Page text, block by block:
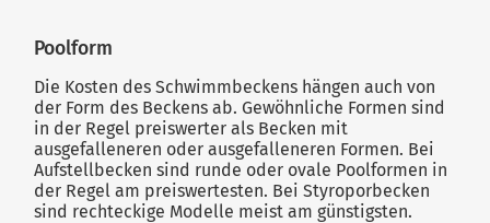
Poolform
Die Kosten des Schwimmbeckens hängen auch von
der Form des Beckens ab. Gewöhnliche Formen sind
in der Regel preiswerter als Becken mit
ausgefalleneren oder ausgefalleneren Formen. Bei
Aufstellbecken sind runde oder ovale Poolformen in
der Regel am preiswertesten. Bei Styroporbecken
sind rechteckige Modelle meist am günstigsten.